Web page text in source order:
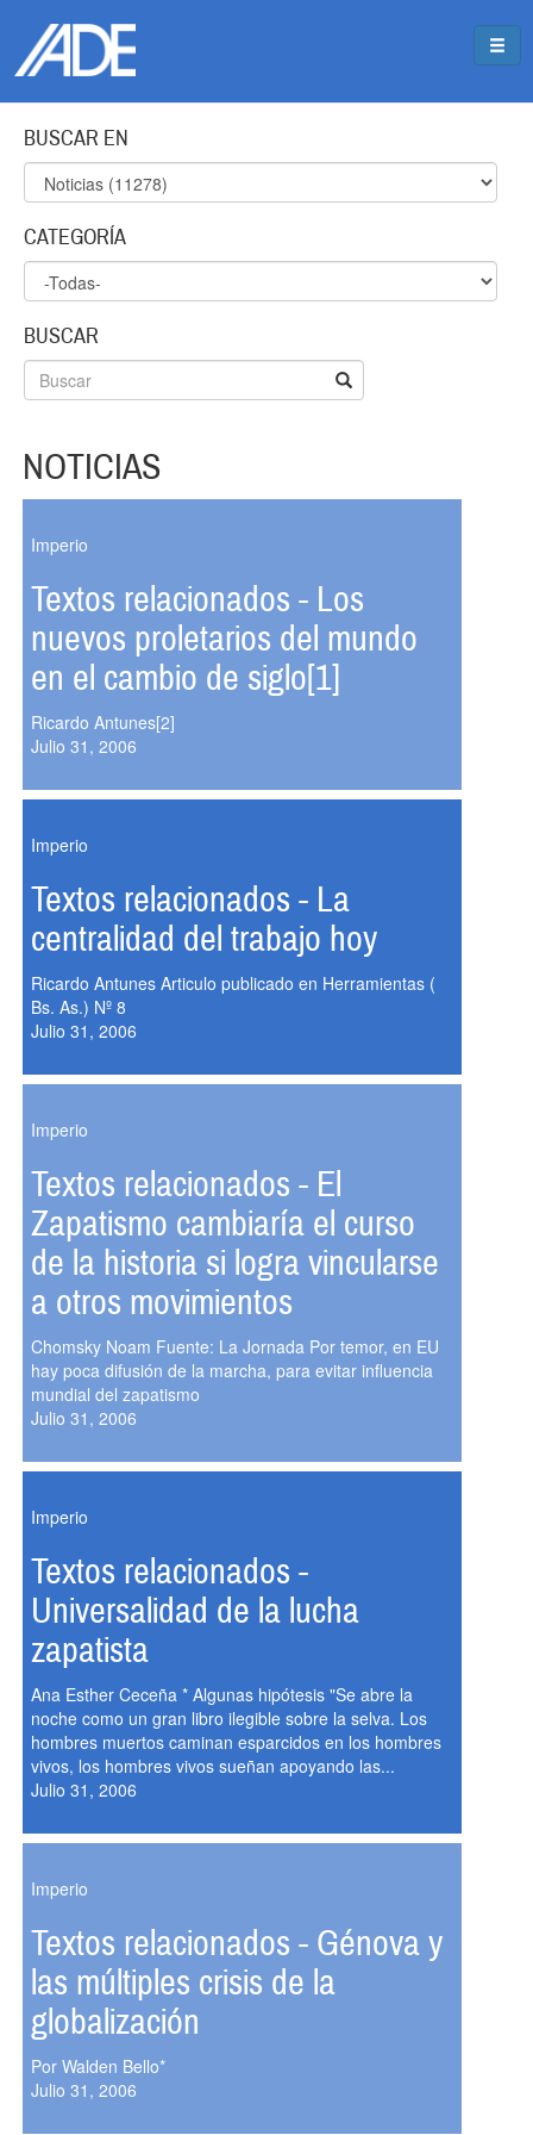
BUSCAR EN
CATEGORÍA
BUSCAR
NOTICIAS
Imperio
Textos relacionados - Los
nuevos proletarios del mundo
en el cambio de siglo[1]
Ricardo Antunes[2]
Julio 31, 2006
Imperio
Textos relacionados - La
centralidad del trabajo hoy
Ricardo Antunes Articulo publicado en Herramientas (
Bs. As.) Nº 8
Julio 31, 2006
Imperio
Textos relacionados - El
Zapatismo cambiaría el curso
de la historia si logra vincularse
a otros movimientos
Chomsky Noam Fuente: La Jornada Por temor, en EU
hay poca difusión de la marcha, para evitar influencia
mundial del zapatismo
Julio 31, 2006
Imperio
Textos relacionados -
Universalidad de la lucha
zapatista
Ana Esther Ceceña * Algunas hipótesis "Se abre la
noche como un gran libro ilegible sobre la selva. Los
hombres muertos caminan esparcidos en los hombres
vivos, los hombres vivos sueñan apoyando las...
Julio 31, 2006
Imperio
Textos relacionados - Génova y
las múltiples crisis de la
globalización
Por Walden Bello*
Julio 31, 2006